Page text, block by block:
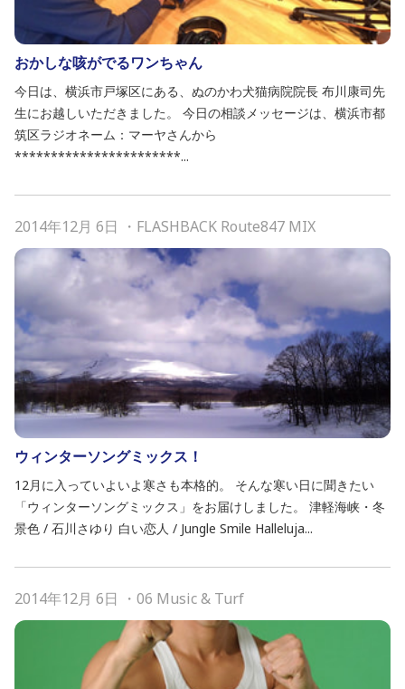
おかしな咳がでるワンちゃん
今日は、横浜市戸塚区にある、ぬのかわ犬猫病院院長 布川康司先
生にお越しいただきました。 今日の相談メッセージは、横浜市都
筑区ラジオネーム：マーヤさんから
***********************...
2014年12月 6日 ・ FLASHBACK Route847 MIX
ウィンターソングミックス！
12月に入っていよいよ寒さも本格的。 そんな寒い日に聞きたい
「ウィンターソングミックス」をお届けしました。 津軽海峡・冬
景色 / 石川さゆり 白い恋人 / Jungle Smile Halleluja...
2014年12月 6日 ・ 06 Music & Turf